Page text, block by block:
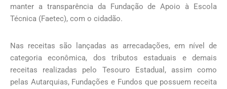
manter a transparência da Fundação de Apoio à Escola
Técnica (Faetec), com o cidadão.
Nas receitas são lançadas as arrecadações, em nível de
categoria econômica, dos tributos estaduais e demais
receitas realizadas pelo Tesouro Estadual, assim como
pelas Autarquias, Fundações e Fundos que possuem receita